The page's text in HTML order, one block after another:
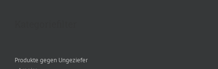
Produkte gegen Ungeziefer